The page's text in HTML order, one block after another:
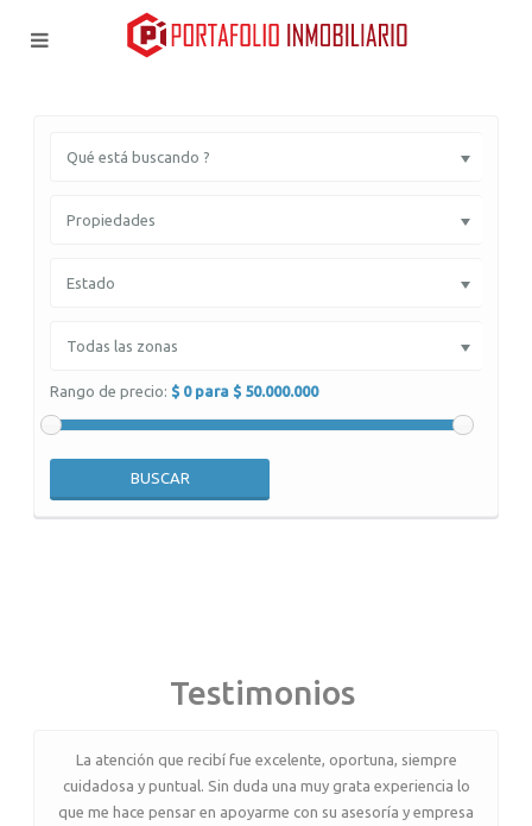
Qué está buscando ?
Propiedades
Estado
Todas las zonas
Rango de precio: $ 0 para $ 50.000.000
BUSCAR
Testimonios
La atención que recibí fue excelente, oportuna, siempre
cuidadosa y puntual. Sin duda una muy grata experiencia lo
que me hace pensar en apoyarme con su asesoría y empresa